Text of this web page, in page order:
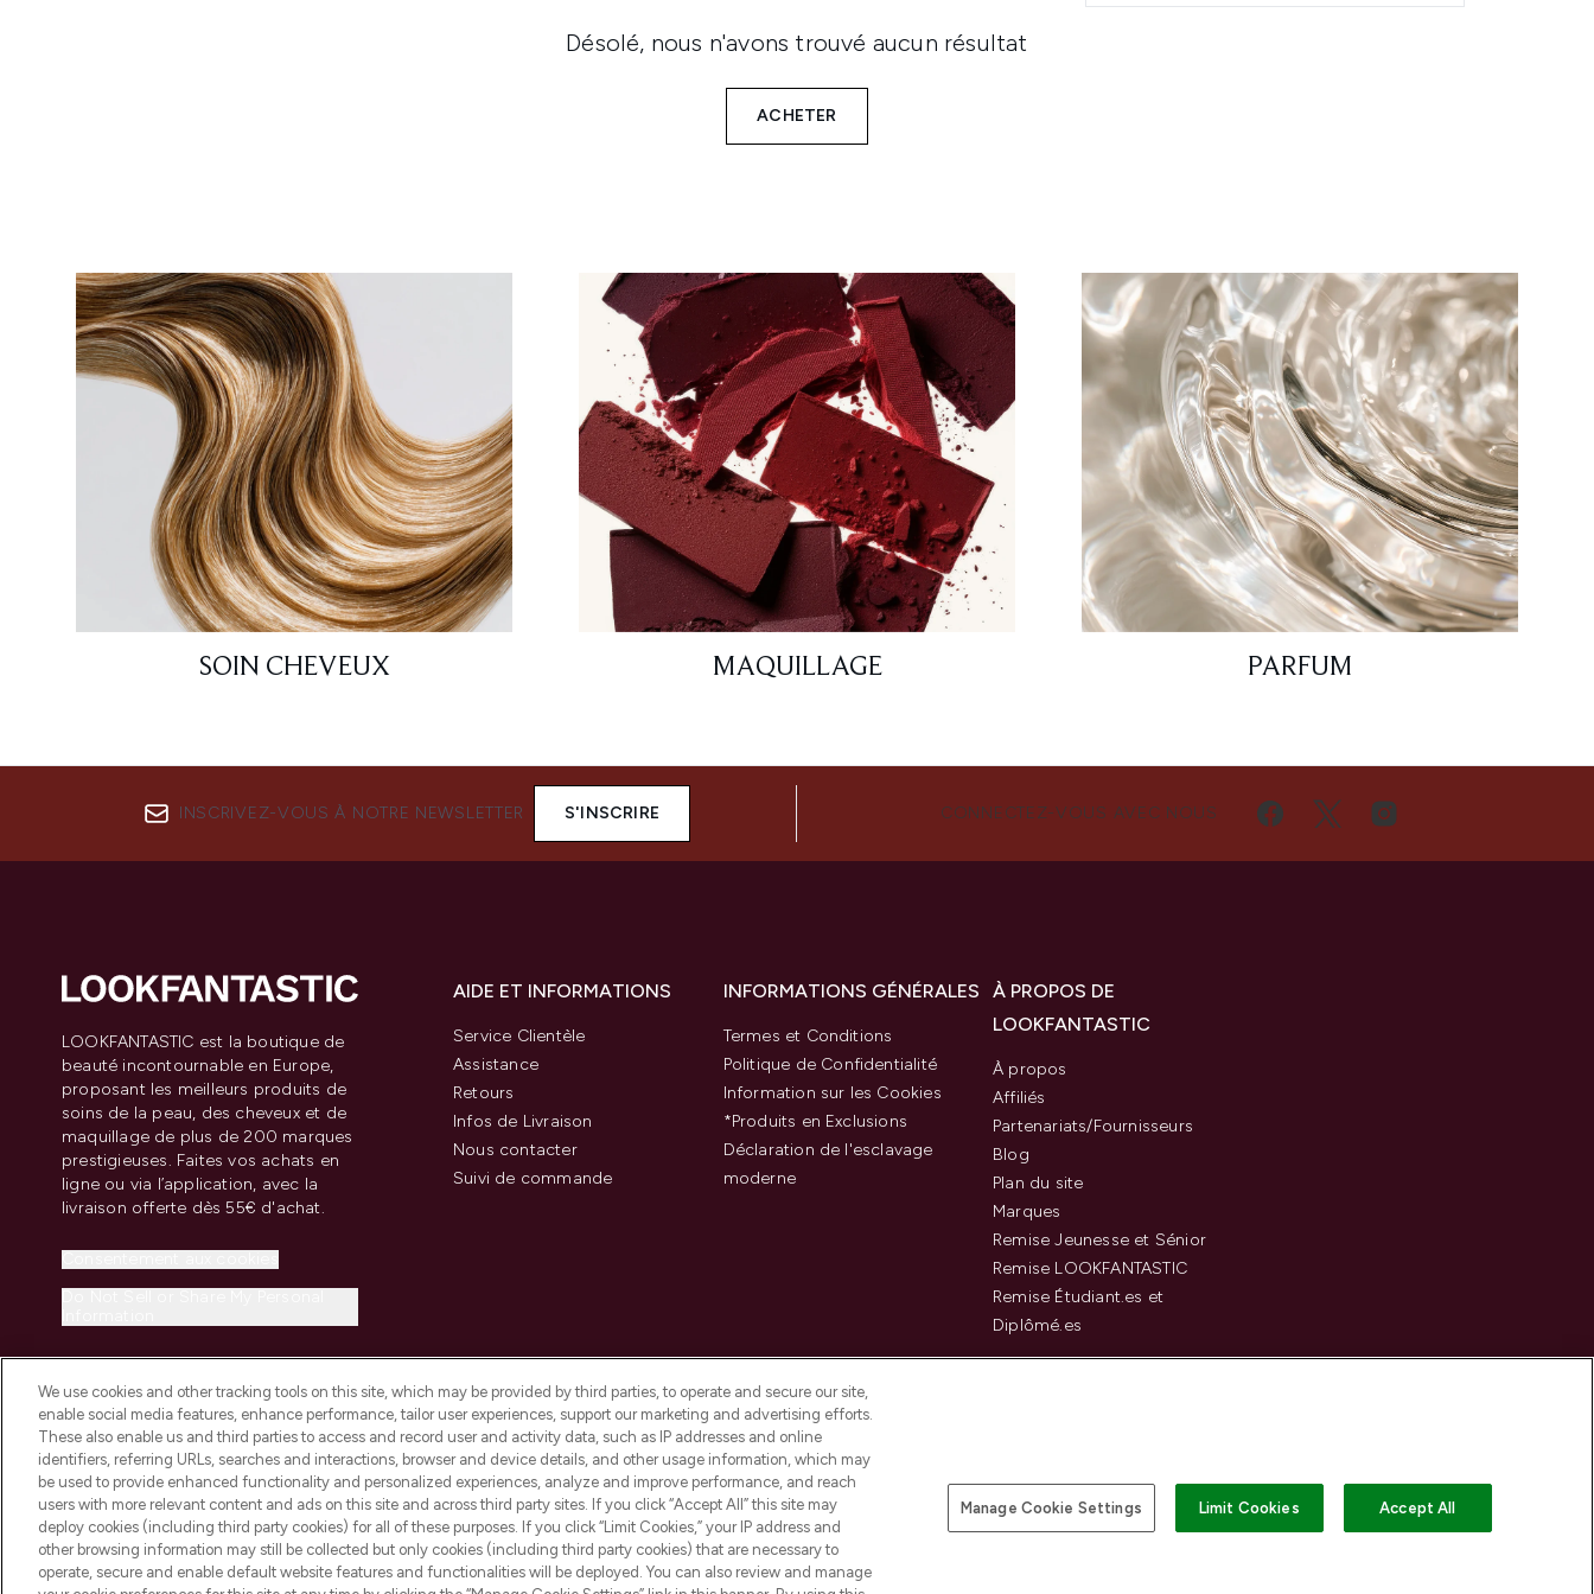
Désolé, nous n'avons trouvé aucun résultat
ACHETER
SOIN CHEVEUX MAQUILLAGE PARFUM
INSCRIVEZ-VOUS À NOTRE NEWSLETTER S'INSCRIRE CONNECTEZ-VOUS AVEC NOUS
LOOKFANTASTIC est la boutique de
beauté incontournable en Europe,
proposant les meilleurs produits de
soins de la peau, des cheveux et de
maquillage de plus de 200 marques
prestigieuses. Faites vos achats en
ligne ou via l’application, avec la
livraison offerte dès 55€ d'achat.
AIDE ET INFORMATIONS
Service Clientèle
Assistance
Retours
Infos de Livraison
Nous contacter
Suivi de commande
INFORMATIONS GÉNÉRALES
Termes et Conditions
Politique de Confidentialité
Information sur les Cookies
*Produits en Exclusions
Déclaration de l'esclavage
moderne
À PROPOS DE
LOOKFANTASTIC
À propos
Affiliés
Partenariats/Fournisseurs
Blog
Plan du site
Marques
Remise Jeunesse et Sénior
Remise LOOKFANTASTIC
Remise Étudiant.es et
Diplômé.es
2026 THG Beauty Europe GmbH Maximilianstrasse 54 80538 Munich Payer en toute sécurité avec
We use cookies and other tracking tools on this site, which may be provided by third parties, to operate and secure our site,
enable social media features, enhance performance, tailor user experiences, support our marketing and advertising efforts.
These also enable us and third parties to access and record user and activity data, such as IP addresses and online
identifiers, referring URLs, searches and interactions, browser and device details, and other usage information, which may
be used to provide enhanced functionality and personalized experiences, analyze and improve performance, and reach
users with more relevant content and ads on this site and across third party sites. If you click “Accept All” this site may
deploy cookies (including third party cookies) for all of these purposes. If you click “Limit Cookies,” your IP address and
other browsing information may still be collected but only cookies (including third party cookies) that are necessary to
operate, secure and enable default website features and functionalities will be deployed. You can also review and manage
Manage Cookie Settings Limit Cookies Accept All